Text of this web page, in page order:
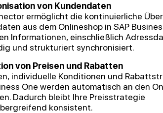
von Kundendaten
ermöglicht die kontinuierliche
aus dem Onlineshop in SAP
Informationen, einschließlich
und strukturiert synchronisiert.
von Preisen und Rabatten
individuelle Konditionen und
One werden automatisch an den
Dadurch bleibt Ihre Preisstrategie
konsistent.